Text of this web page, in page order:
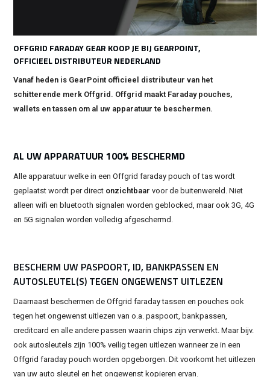
OFFGRID FARADAY GEAR KOOP JE BIJ GEARPOINT,
OFFICIEEL DISTRIBUTEUR NEDERLAND
Vanaf heden is GearPoint officieel distributeur van het
schitterende merk Offgrid. Offgrid maakt Faraday pouches,
wallets en tassen om al uw apparatuur te beschermen.
AL UW APPARATUUR 100% BESCHERMD
Alle apparatuur welke in een Offgrid faraday pouch of tas wordt
geplaatst wordt per direct onzichtbaar voor de buitenwereld. Niet
alleen wifi en bluetooth signalen worden geblocked, maar ook 3G, 4G
en 5G signalen worden volledig afgeschermd.
BESCHERM UW PASPOORT, ID, BANKPASSEN EN
AUTOSLEUTEL(S) TEGEN ONGEWENST UITLEZEN
Daarnaast beschermen de Offgrid faraday tassen en pouches ook
tegen het ongewenst uitlezen van o.a. paspoort, bankpassen,
creditcard en alle andere passen waarin chips zijn verwerkt. Maar bijv.
ook autosleutels zijn 100% veilig tegen uitlezen wanneer ze in een
Offgrid faraday pouch worden opgeborgen. Dit voorkomt het uitlezen
van uw auto sleutel en het ongewenst kopieren ervan.